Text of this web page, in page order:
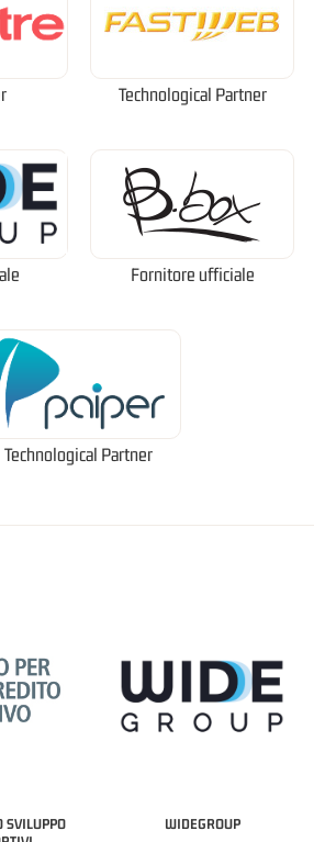
Technological Partner
Fornitore ufficiale
Technological Partner
SVILUPPO
WIDEGROUP